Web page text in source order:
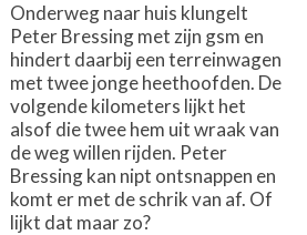
Onderweg naar huis klungelt
Peter Bressing met zijn gsm en
hindert daarbij een terreinwagen
met twee jonge heethoofden. De
volgende kilometers lijkt het
alsof die twee hem uit wraak van
de weg willen rijden. Peter
Bressing kan nipt ontsnappen en
komt er met de schrik van af. Of
lijkt dat maar zo?